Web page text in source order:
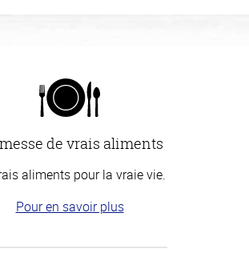
de vrais aliments
aliments pour la vraie vie.
Pour en savoir plus